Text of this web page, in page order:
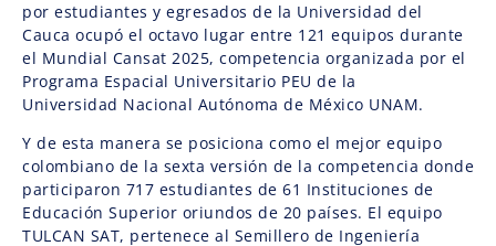
por estudiantes y egresados de la Universidad del
Cauca ocupó el octavo lugar entre 121 equipos durante
el Mundial Cansat 2025, competencia organizada por el
Programa Espacial Universitario PEU de la
Universidad Nacional Autónoma de México UNAM.
Y de esta manera se posiciona como el mejor equipo
colombiano de la sexta versión de la competencia donde
participaron 717 estudiantes de 61 Instituciones de
Educación Superior oriundos de 20 países. El equipo
TULCAN SAT, pertenece al Semillero de Ingeniería